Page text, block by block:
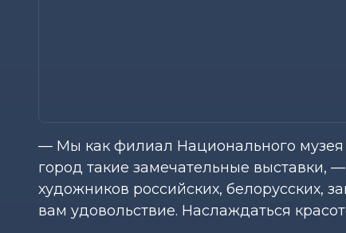
— Мы как филиал Национального музея
город такие замечательные выставки,
художников российских, белорусских,
вам удовольствие. Наслаждаться